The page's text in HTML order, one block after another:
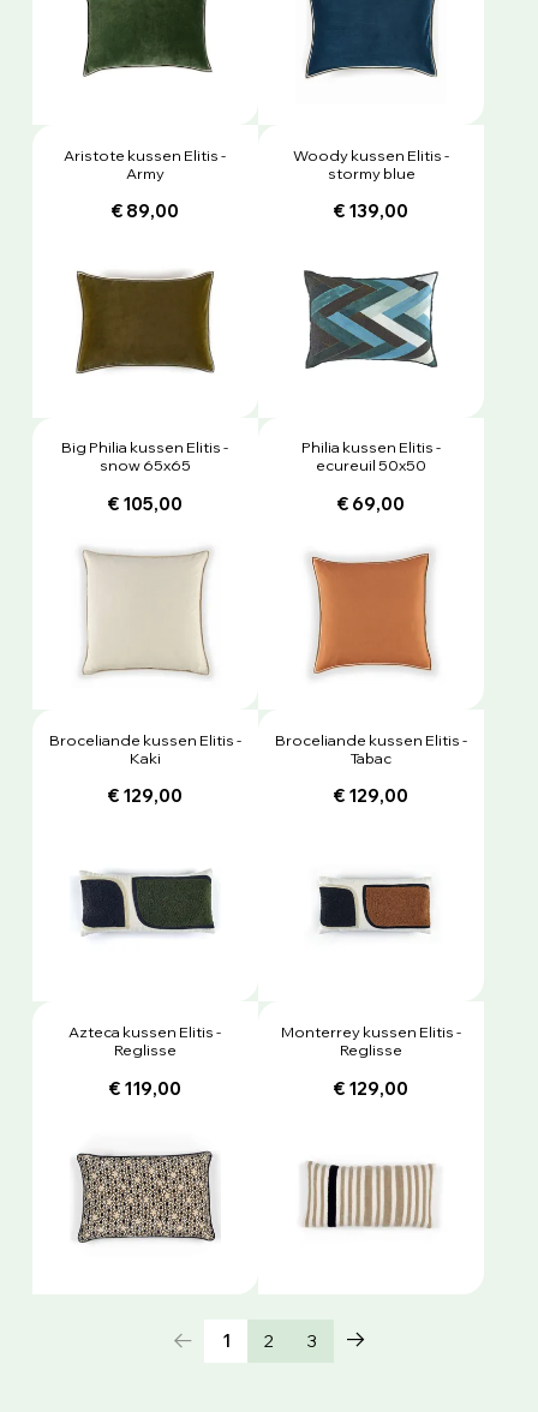
Aristote kussen Elitis -
Army
€ 89,00
Woody kussen Elitis -
stormy blue
€ 139,00
Big Philia kussen Elitis -
snow 65x65
€ 105,00
Philia kussen Elitis -
ecureuil 50x50
€ 69,00
Broceliande kussen Elitis -
Kaki
€ 129,00
Broceliande kussen Elitis -
Tabac
€ 129,00
Azteca kussen Elitis -
Reglisse
€ 119,00
Monterrey kussen Elitis -
Reglisse
€ 129,00
1 2 3